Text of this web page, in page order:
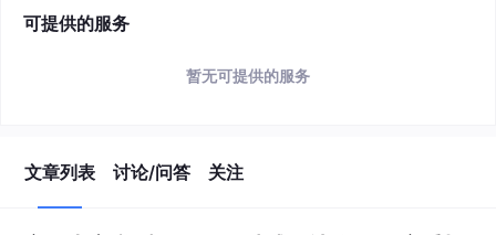
可提供的服务
暂无可提供的服务
文章列表 讨论/问答 关注